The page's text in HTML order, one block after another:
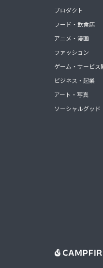
プロダクト
フード・飲食店
アニメ・漫画
ファッション
ゲーム・サービス
ビジネス・起業
アート・写真
ソーシャルグッド